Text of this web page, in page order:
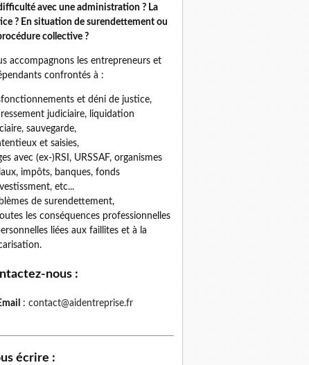
avec une administration ? La
? En situation de surendettement ou
collective ?
accompagnons les entrepreneurs et
confrontés à :
et déni de justice,
judiciaire, liquidation
sauvegarde,
et saisies,
avec (ex-)RSI, URSSAF, organismes
impôts, banques, fonds
etc...
de surendettement,
les conséquences professionnelles
liées aux faillites et à la
nous :
: contact@aidentreprise.fr
écrire :